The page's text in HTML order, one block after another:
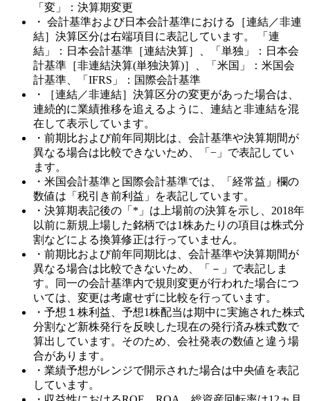
「変」：決算期変更
・ 会計基準および日本会計基準における［連結／非連
結］決算区分は右端項目に表記しています。 「連
結」：日本会計基準［連結決算］、「単独」：日本会
計基準［非連結決算(単独決算)］、「米国」：米国会
計基準、「IFRS」：国際会計基準
・［連結／非連結］決算区分の変更があった場合は、
連続的に業績推移を追えるように、連結と非連結を混
在して表示しています。
・前期比および前年同期比は、会計基準や決算期間が
異なる場合は比較できないため、「−」で表記してい
ます。
・米国会計基準と国際会計基準では、「経常益」欄の
数値は「税引き前利益」を表記しています。
・決算期表記後の「*」は上場前の決算を示し、2018年
以前に新規上場した銘柄では1株あたりの項目は株式分
割などによる換算修正は行っていません。
・前期比および前年同期比は、会計基準や決算期間が
異なる場合は比較できないため、「－」で表記しま
す。同一の会計基準内で規則変更が行われた場合につ
いては、変更は考慮せずに比較を行っています。
・予想１株利益、予想1株配当は期中に実施された株式
分割など新株発行を反映した現在の発行済み株式数で
算出しています。そのため、会社発表の数値と違う場
合があります。
・業績予想がレンジで開示された場合は中央値を表記
しています。